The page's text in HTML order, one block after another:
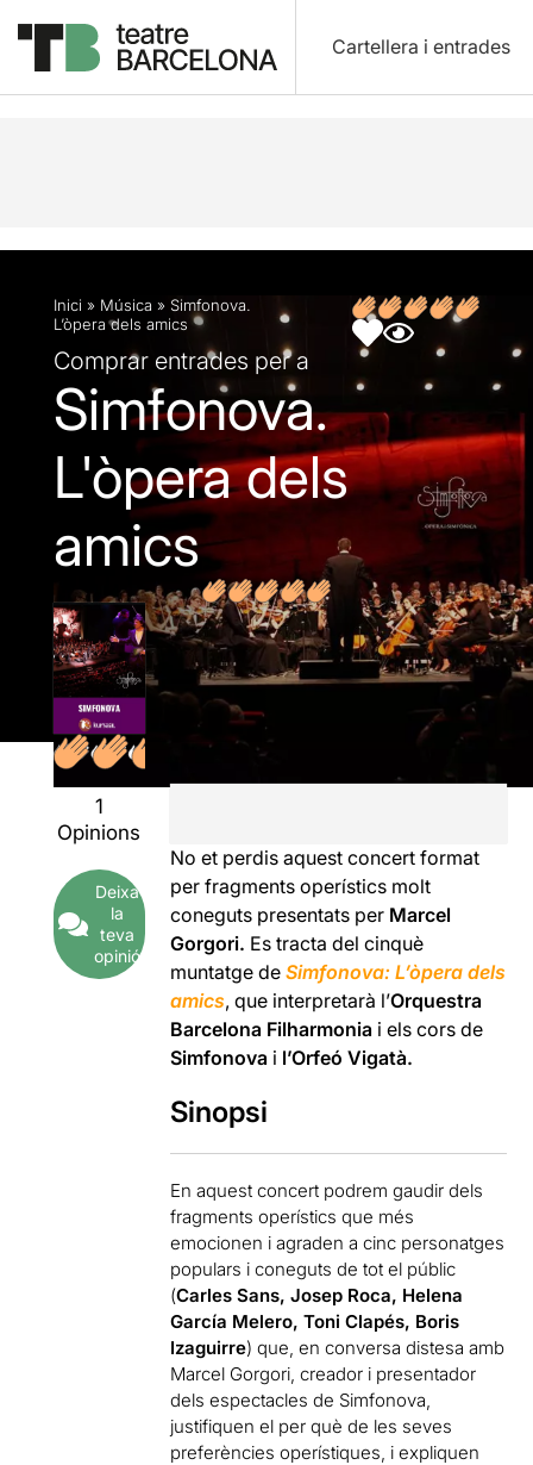
Cartellera i entrades
Descripció Fitxa artística Opinions
Inici » Música » Simfonova.
L’òpera dels amics
Comprar entrades per a
Simfonova.
L'òpera dels
amics
1
Opinions
Deixa
la
teva
opinió
No et perdis aquest concert format
per fragments operístics molt
coneguts presentats per Marcel
Gorgori. Es tracta del cinquè
muntatge deSimfonova: L’òpera dels
amics, que interpretarà l’Orquestra
Barcelona Filharmonia i els cors de
Simfonova i l’Orfeó Vigatà.
Sinopsi
En aquest concert podrem gaudir dels
fragments operístics que més
emocionen i agraden a cinc personatges
populars i coneguts de tot el públic
(Carles Sans, Josep Roca, Helena
García Melero, Toni Clapés, Boris
Izaguirre) que, en conversa distesa amb
Marcel Gorgori, creador i presentador
dels espectacles de Simfonova,
justifiquen el per què de les seves
preferències operístiques, i expliquen